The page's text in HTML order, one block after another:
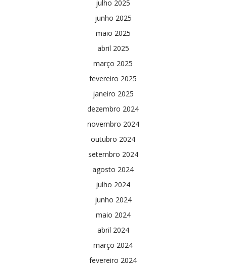
julho 2025
junho 2025
maio 2025
abril 2025
março 2025
fevereiro 2025
janeiro 2025
dezembro 2024
novembro 2024
outubro 2024
setembro 2024
agosto 2024
julho 2024
junho 2024
maio 2024
abril 2024
março 2024
fevereiro 2024